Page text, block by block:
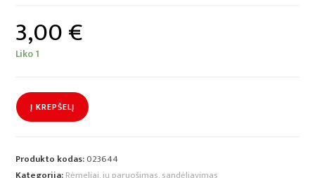
3,00€
Liko 1
Į KREPŠELĮ
Produkto kodas:023644